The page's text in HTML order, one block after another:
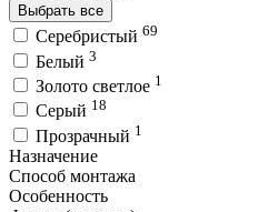
Выбрать все
Серебристый 69
Белый 3
Золото светлое 1
Серый 18
Прозрачный 1
Назначение
Способ монтажа
Особенность